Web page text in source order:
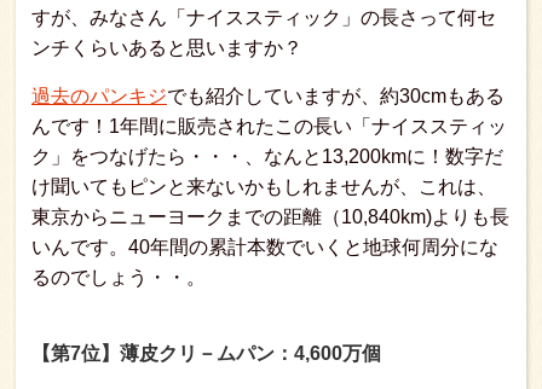
すが、みなさん「ナイススティック」の長さって何セ
ンチくらいあると思いますか？
過去のパンキジでも紹介していますが、約30cmもある
んです！1年間に販売されたこの長い「ナイススティッ
ク」をつなげたら・・・、なんと13,200kmに！数字だ
け聞いてもピンと来ないかもしれませんが、これは、
東京からニューヨークまでの距離（10,840km)よりも長
いんです。40年間の累計本数でいくと地球何周分にな
るのでしょう・・。
【第7位】薄皮クリ－ムパン：4,600万個